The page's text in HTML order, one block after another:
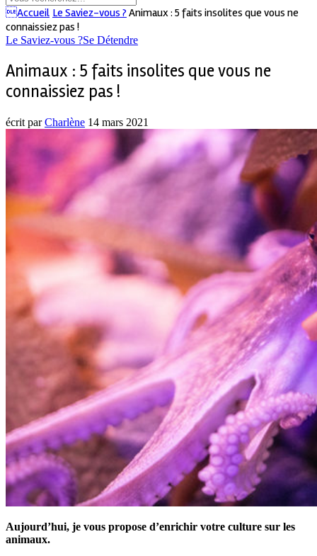
Accueil Le Saviez-vous ?Animaux : 5 faits insolites que vous ne
connaissiez pas !
Le Saviez-vous ?Se Détendre
Animaux : 5 faits insolites que vous ne
connaissiez pas !
écrit parCharlène 14 mars 2021
Aujourd’hui, je vous propose d’enrichir votre culture sur les
animaux.